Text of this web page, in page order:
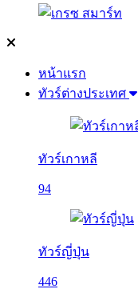
หน้าแรก
ทัวร์ต่างประเทศ
ทัวร์เกาหลี
94
ทัวร์ญี่ปุ่น
446